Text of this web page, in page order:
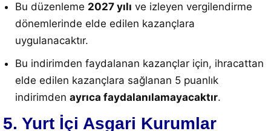
Bu düzenleme 2027 yılı ve izleyen vergilendirme
dönemlerinde elde edilen kazançlara
uygulanacaktır.
Bu indirimden faydalanan kazançlar için, ihracattan
elde edilen kazançlara sağlanan 5 puanlık
indirimden ayrıca faydalanılamayacaktır.
5. Yurt İçi Asgari Kurumlar